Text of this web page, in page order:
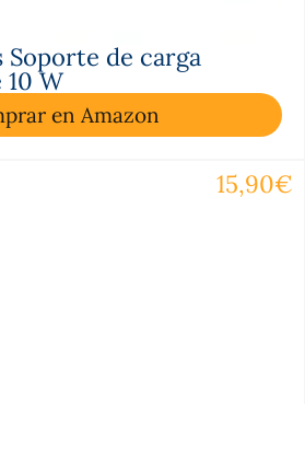
Soporte de carga
W
en Amazon
15,90€